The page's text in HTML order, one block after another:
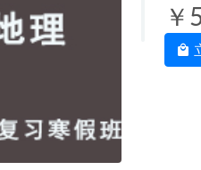
￥
高中生物网课教程
2023万猛高三生物
高中政治网课猿辅